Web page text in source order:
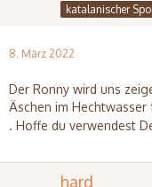
katalanischer
8. März 2022
Der Ronny wird uns
Äschen im Hechtwasser
. Hoffe du verwendest
hard